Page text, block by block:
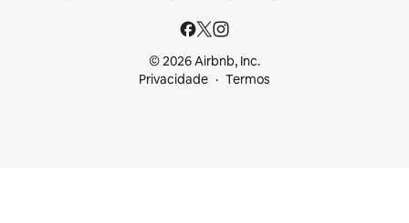
© 2026 Airbnb, Inc.
Privacidade
Termos